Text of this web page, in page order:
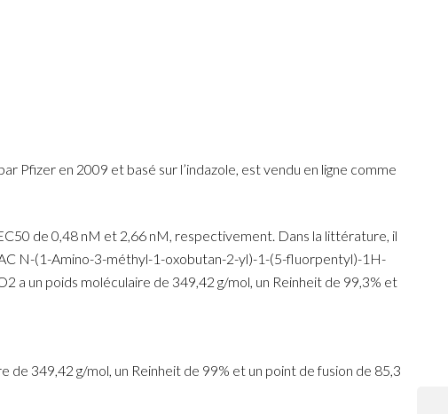
Pfizer en 2009 et basé sur l’indazole, est vendu en ligne comme
de 0,48 nM et 2,66 nM, respectivement. Dans la littérature, il
N-(1-Amino-3-méthyl-1-oxobutan-2-yl)-1-(5-fluorpentyl)-1H-
a un poids moléculaire de 349,42 g/mol, un Reinheit de 99,3% et
349,42 g/mol, un Reinheit de 99% et un point de fusion de 85,3